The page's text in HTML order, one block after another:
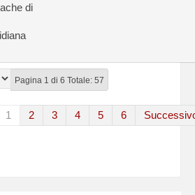
Pagina 1 di 6 Totale: 57
1 2 3 4 5 6
di